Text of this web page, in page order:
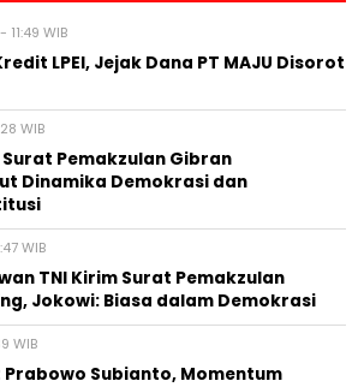
WIB
LPEI, Jejak Dana PT MAJU Disorot
WIB
Pemakzulan Gibran
Dinamika Demokrasi dan
WIB
TNI Kirim Surat Pemakzulan
Jokowi: Biasa dalam Demokrasi
WIB
Prabowo Subianto, Momentum